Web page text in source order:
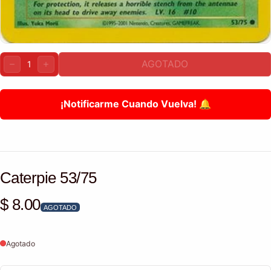
Cantidad:
DISMINUIRAUMENTAR AGOTADO
¡Notificarme Cuando Vuelva! 🔔
Caterpie 53/75
Precio habitual
$ 8.00 AGOTADO
Agotado